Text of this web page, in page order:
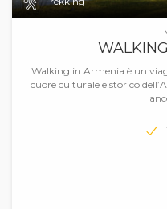
Walking in Armenia è un
cuore culturale e storico